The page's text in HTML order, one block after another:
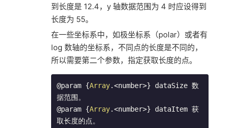
到长度是 12.4，y 轴数据范围为 4 时应设得到
长度为 55。
在一些坐标系中，如极坐标系（polar）或者有
log 数轴的坐标系，不同点的长度是不同的，
所以需要第二个参数，指定获取长度的点。
@param {Array.<number>} dataSize 数
据范围。
@param {Array.<number>} dataItem 获
取长度的点。